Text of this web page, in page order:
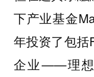
下产业基金
年投资了包括
企业——理想